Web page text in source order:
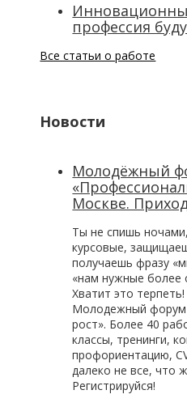
профессия
Все статьи о работе
Новости
Молодёжный
Москве.
Ты не спишь
курсовые,
получаешь фразу
«нам нужные более
Хватит это
Молодежный форум
рост». Более 40
классы, тренинги,
профориентацию,
далеко не все, что
Регистрируйся!